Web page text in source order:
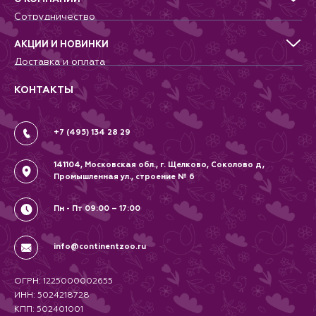
Для птиц
Аквариумистика, пруд, море
Террариумистика
Сотрудничество
Питомникам
Добрые дела
Новости
Контакты
Вопрос-Ответ
АКЦИИ И НОВИНКИ
Доставка и оплата
Гарантии и возврат
Вакансии
Политика
Соглашение
КОНТАКТЫ
+7 (495) 134 28 29
141104, Московская обл., г. Щелково, Соколово д,
Промышленная ул., строение № 6
Пн - Пт 09:00 – 17:00
info@continentzoo.ru
ОГРН: 1225000002655
ИНН: 5024218728
КПП: 502401001